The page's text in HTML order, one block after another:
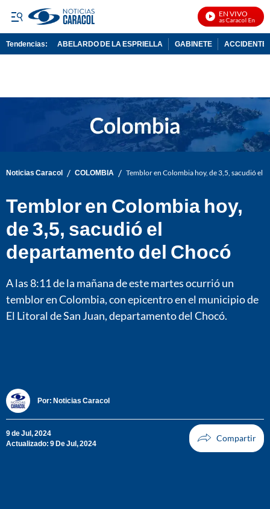
EN VIVO
Noticias Caracol En Vivo
Tendencias: ABELARDO DE LA ESPRIELLA GABINETE ACCIDENTE
Noticias Caracol / COLOMBIA / Temblor en Colombia hoy, de 3,5, sacudió el
Temblor en Colombia hoy,
de 3,5, sacudió el
departamento del Chocó
A las 8:11 de la mañana de este martes ocurrió un
temblor en Colombia, con epicentro en el municipio de
El Litoral de San Juan, departamento del Chocó.
Por: Noticias Caracol
9 de Jul, 2024
Actualizado: 9 De Jul, 2024